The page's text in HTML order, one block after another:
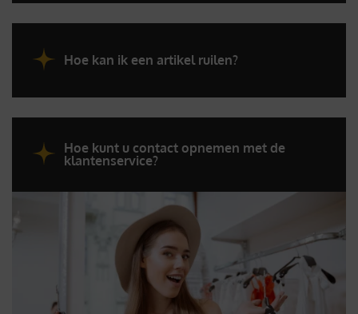
Hoe kan ik een artikel ruilen?
Hoe kunt u contact opnemen met de
klantenservice?